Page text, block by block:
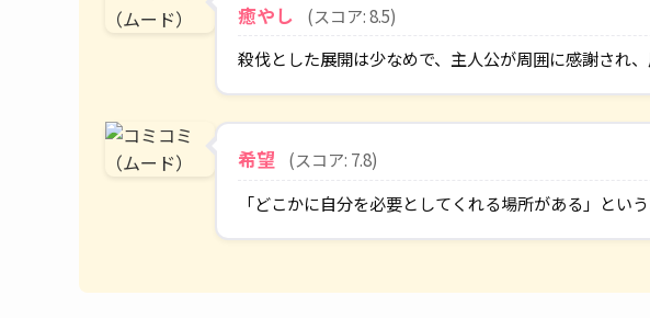
癒やし
(スコア: 8.5)
殺伐とした展開は少なめで、主人公が周囲に感謝され
希望
(スコア: 7.8)
「どこかに自分を必要としてくれる場所がある」とい